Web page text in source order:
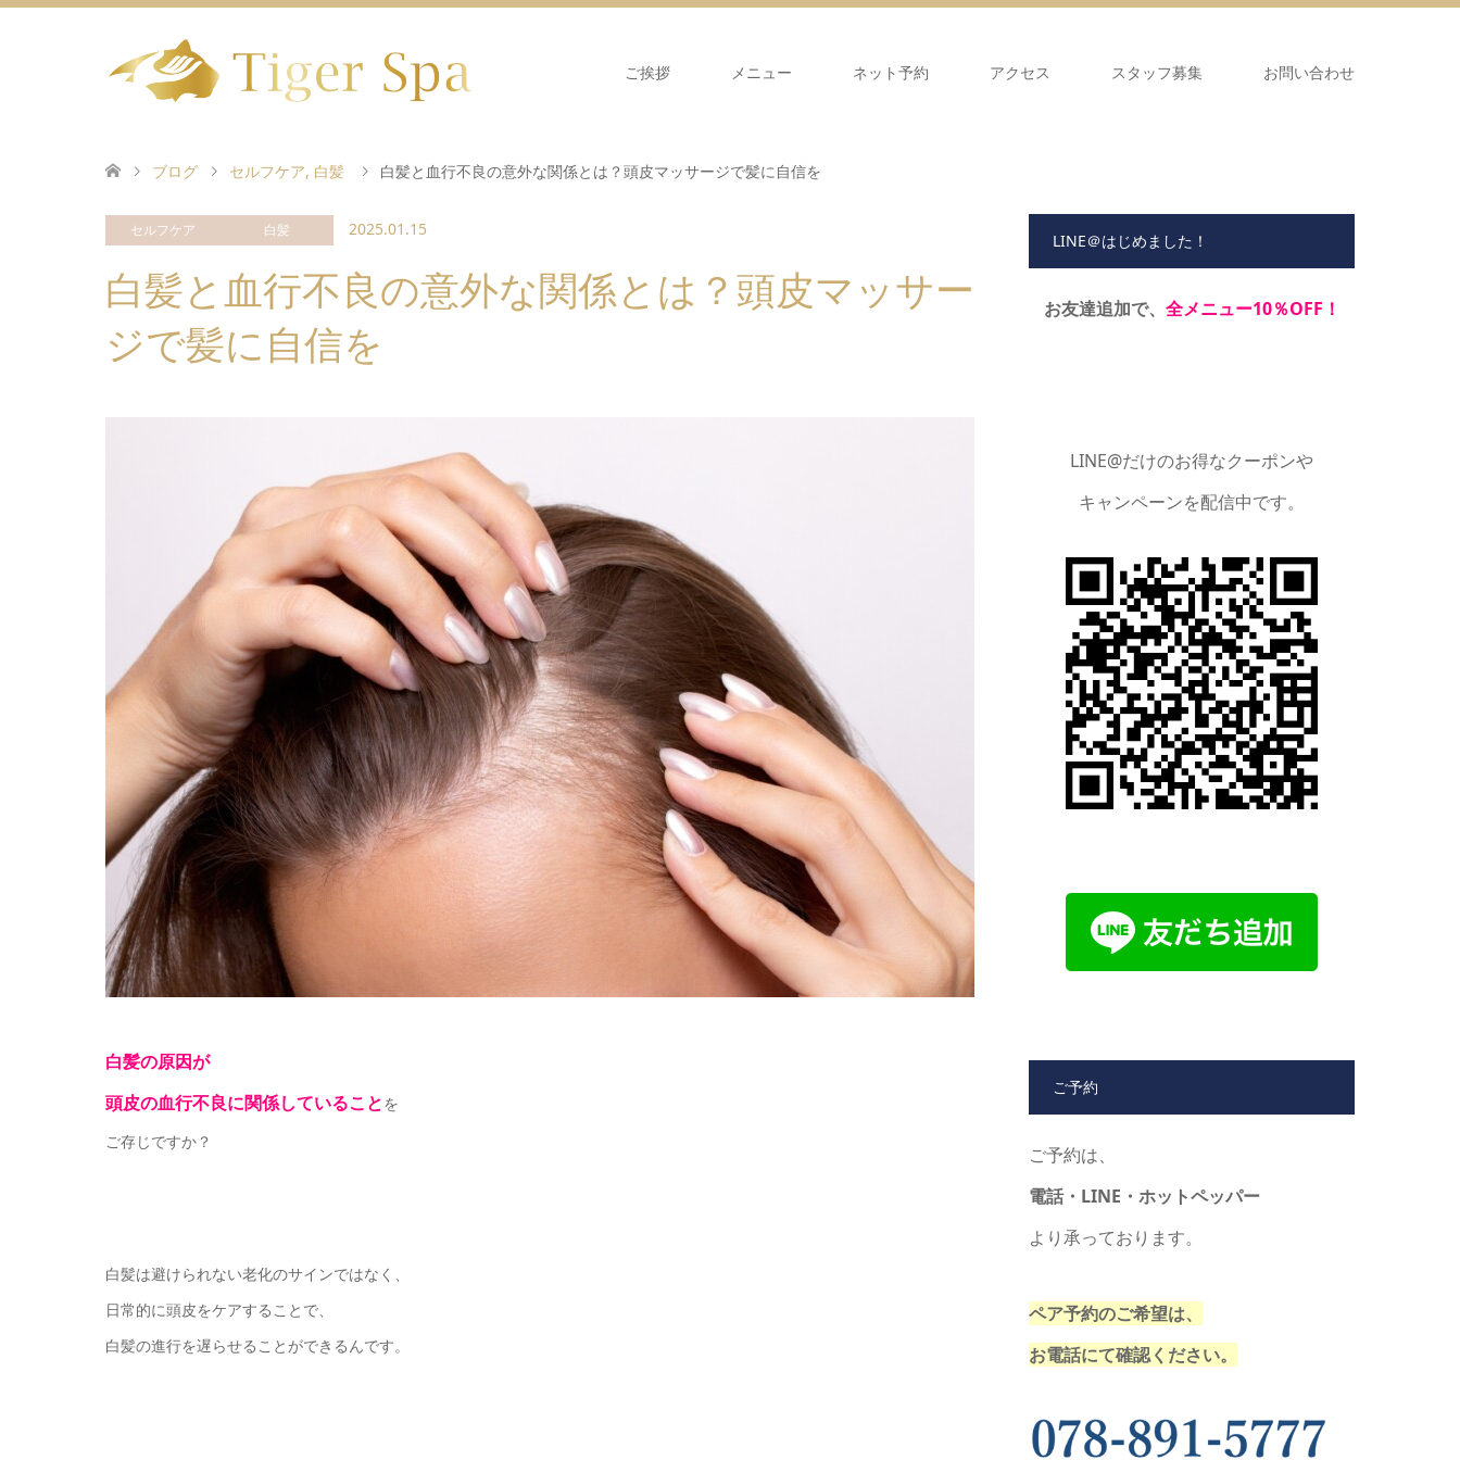
ご挨拶 メニュー ネット予約 アクセス スタッフ募集 お問い合わせ
ブログ セルフケア, 白髪 白髪と血行不良の意外な関係とは？頭皮マッサージで髪に自信を
セルフケア 白髪 2025.01.15
白髪と血行不良の意外な関係とは？頭皮マッサー
ジで髪に自信を
白髪の原因が
頭皮の血行不良に関係していることを
ご存じですか？
白髪は避けられない老化のサインではなく、
日常的に頭皮をケアすることで、
白髪の進行を遅らせることができるんです。
LINE＠はじめました！
お友達追加で、 全メニュー10％OFF！
LINE@だけのお得なクーポンや
キャンペーンを配信中です。
ご予約
ご予約は、
電話・LINE・ホットペッパー
より承っております。
ペア予約のご希望は、
お電話にて確認ください。